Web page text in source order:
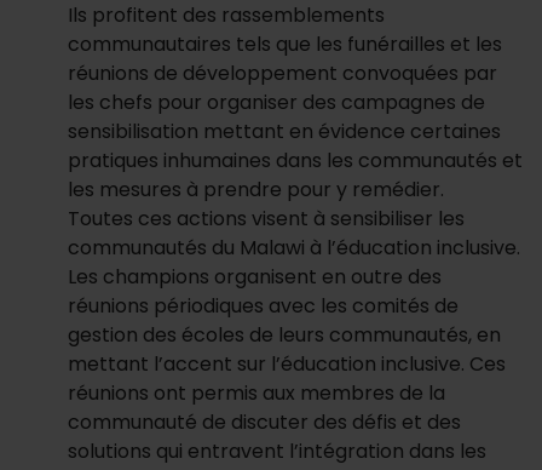
Ils profitent des rassemblements
communautaires tels que les funérailles et les
réunions de développement convoquées par
les chefs pour organiser des campagnes de
sensibilisation mettant en évidence certaines
pratiques inhumaines dans les communautés et
les mesures à prendre pour y remédier.
Toutes ces actions visent à sensibiliser les
communautés du Malawi à l’éducation inclusive.
Les champions organisent en outre des
réunions périodiques avec les comités de
gestion des écoles de leurs communautés, en
mettant l’accent sur l’éducation inclusive. Ces
réunions ont permis aux membres de la
communauté de discuter des défis et des
solutions qui entravent l’intégration dans les